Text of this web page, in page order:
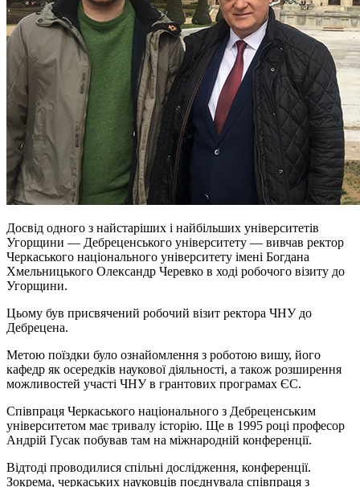
Досвід одного з найстаріших і найбільших університетів
Угорщини — Дебреценського університету — вивчав ректор
Черкаського національного університету імені Богдана
Хмельницького Олександр Черевко в ході робочого візиту до
Угорщини.
Цьому був присвячений робочий візит ректора ЧНУ до
Дебрецена.
Метою поїздки було ознайомлення з роботою вишу, його
кафедр як осередків наукової діяльності, а також розширення
можливостей участі ЧНУ в грантових програмах ЄС.
Співпраця Черкаського національного з Дебреценським
університетом має тривалу історію. Ще в 1995 році професор
Андрій Гусак побував там на міжнародній конференції.
Відтоді проводилися спільні дослідження, конференції.
Зокрема, черкаських науковців поєднувала співпраця з